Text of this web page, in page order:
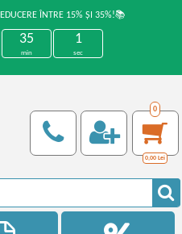
ÎNTRE 15% ȘI 35%!📚
35
min
0
sec
0
0,00 Lei